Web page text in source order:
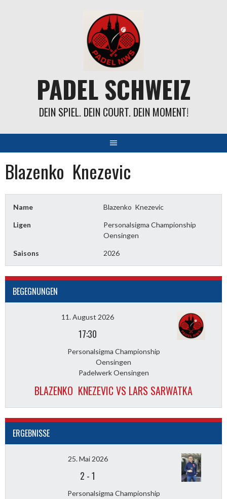
PADEL SCHWEIZ
DEIN SPIEL. DEIN COURT. DEIN MOMENT!
Blazenko Knezevic
Name Blazenko Knezevic
Ligen
Personalsigma Championship
Oensingen
Saisons 2026
BEGEGNUNGEN
11. August 2026
17:30
Personalsigma Championship
Oensingen
Padelwerk Oensingen
BLAZENKO KNEZEVIC VS LARS SARWATKA
ERGEBNISSE
25. Mai 2026
2 -1
Personalsigma Championship